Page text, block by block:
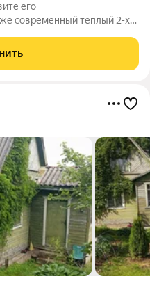
его
современный тёплый 2-х
открывается замечательный